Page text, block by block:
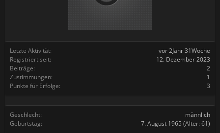
Letzte Aktivität:
vor 2Jahr 31Woche
Registriert seit:
12. Dezember 2023
Beiträge:
2
Zustimmungen:
1
Punkte für Erfolge:
3
Geschlecht:
männlich
Geburtstag:
7. August 1965 (Alter: 61)